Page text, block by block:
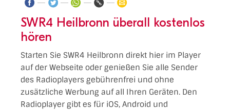
SWR4 Heilbronn überall kostenlos
hören
Starten Sie SWR4 Heilbronn direkt hier im Player
auf der Webseite oder genießen Sie alle Sender
des Radioplayers gebührenfrei und ohne
zusätzliche Werbung auf all Ihren Geräten. Den
Radioplayer gibt es für iOS, Android und